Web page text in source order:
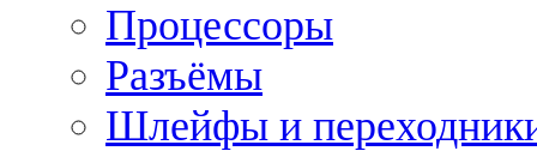
Процессоры
Разъёмы
Шлейфы и